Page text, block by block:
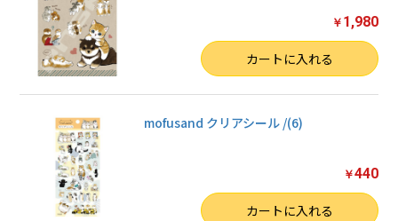
￥ 1,980
カートに入れる
mofusand クリアシール /(6)
￥440
カートに入れる